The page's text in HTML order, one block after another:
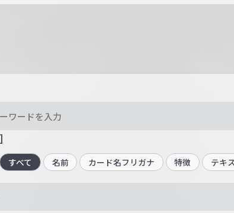
すべて 名前 カード名フリガナ 特徴 テキ